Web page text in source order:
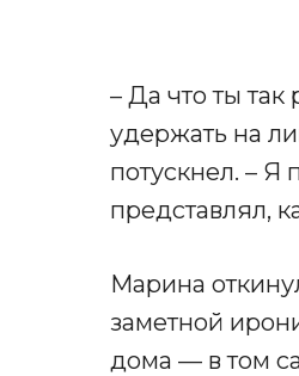
– Да что ты
удержать на
потускнел. – Я
представлял,
Марина
заметной
дома — в том